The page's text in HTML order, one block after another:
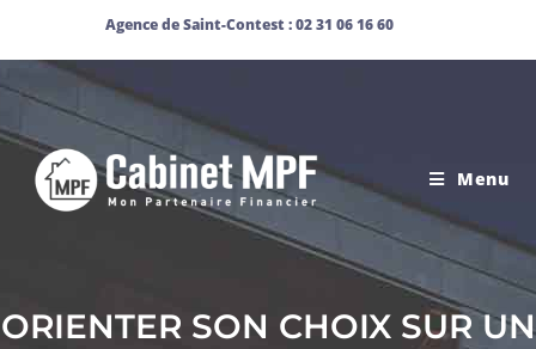
Agence de Saint-Contest : 02 31 06 16 60
Menu
ORIENTER SON CHOIX SUR UN